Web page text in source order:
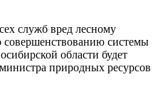
служб вред лесному
совершенствованию системы
области будет
природных ресурсов